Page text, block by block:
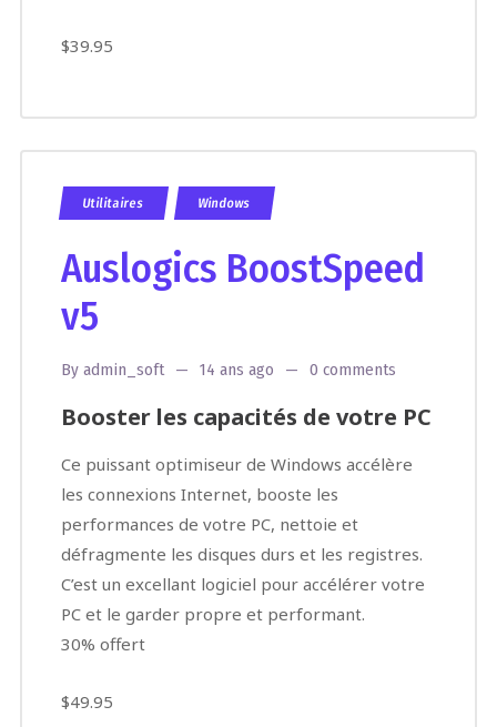
$39.95
Utilitaires Windows
Auslogics BoostSpeed
v5
By admin_soft 14 ans ago 0 comments
Booster les capacités de votre PC
Ce puissant optimiseur de Windows accélère
les connexions Internet, booste les
performances de votre PC, nettoie et
défragmente les disques durs et les registres.
C’est un excellant logiciel pour accélérer votre
PC et le garder propre et performant.
30% offert
$49.95